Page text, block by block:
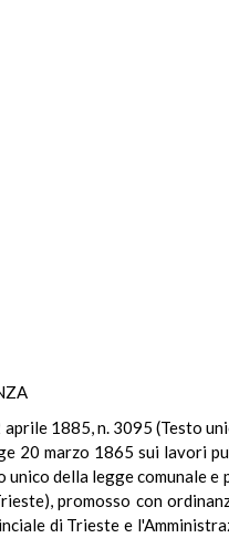
1885, n. 3095 (Testo
20 marzo 1865 sui lavori
della legge comunale e
promosso con
di Trieste e